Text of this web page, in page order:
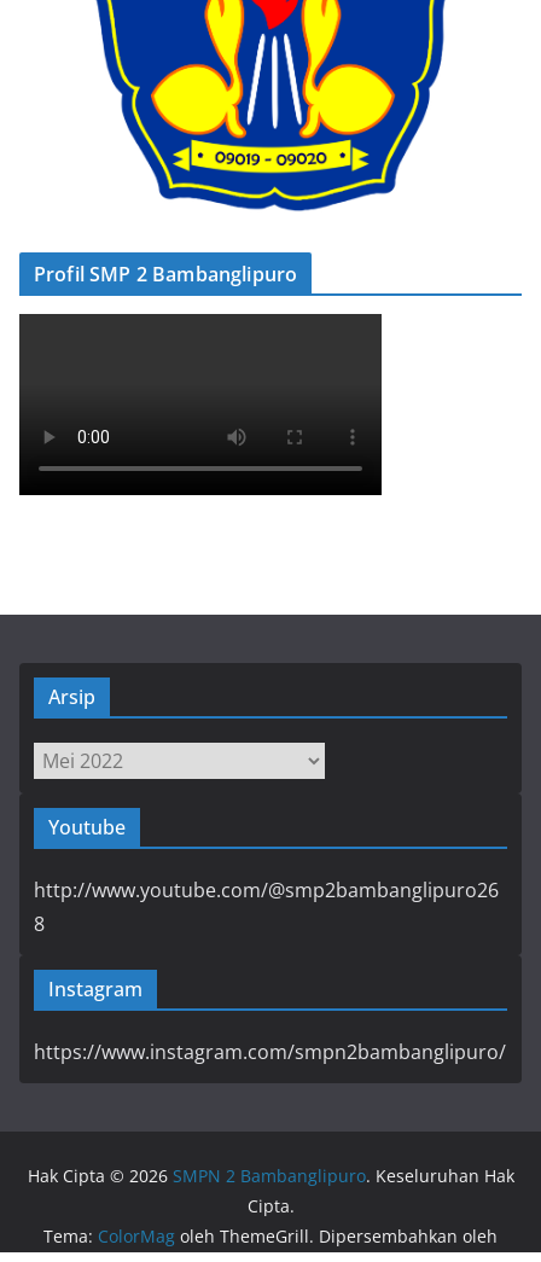
Profil SMP 2 Bambanglipuro
Arsip
Arsip
Youtube
http://www.youtube.com/@smp2bambanglipuro26
8
Instagram
https://www.instagram.com/smpn2bambanglipuro/
Hak Cipta © 2026 SMPN 2 Bambanglipuro. Keseluruhan Hak
Cipta.
Tema: ColorMag oleh ThemeGrill. Dipersembahkan oleh